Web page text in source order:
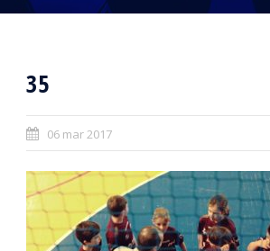
35
06 mar 2017